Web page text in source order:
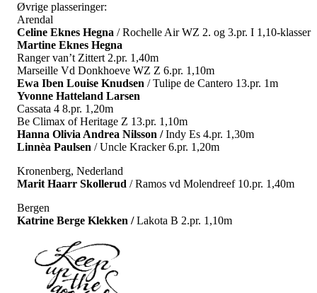
Øvrige plasseringer:
Arendal
Celine Eknes Hegna / Rochelle Air WZ 2. og 3.pr. I 1,10-klasser
Martine Eknes Hegna
Ranger van’t Zittert 2.pr. 1,40m
Marseille Vd Donkhoeve WZ Z 6.pr. 1,10m
Ewa Iben Louise Knudsen / Tulipe de Cantero 13.pr. 1m
Yvonne Hatteland Larsen
Cassata 4 8.pr. 1,20m
Be Climax of Heritage Z 13.pr. 1,10m
Hanna Olivia Andrea Nilsson /Indy Es 4.pr. 1,30m
Linnèa Paulsen / Uncle Kracker 6.pr. 1,20m
Kronenberg, Nederland
Marit Haarr Skollerud / Ramos vd Molendreef 10.pr. 1,40m
Bergen
Katrine Berge Klekken /Lakota B 2.pr. 1,10m